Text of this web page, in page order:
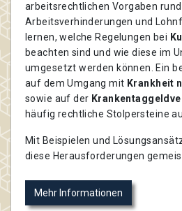
arbeitsrechtlichen Vorgaben
Arbeitsverhinderungen und
lernen, welche Regelungen bei
beachten sind und wie diese im
umgesetzt werden können. Ein
auf dem Umgang mit Krankheit
sowie auf der
häufig rechtliche Stolpersteine
Mit Beispielen und
diese Herausforderungen
Mehr Informationen